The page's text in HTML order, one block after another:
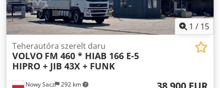
1 / 15
Nowy Sacz 292 km
Teherautóra szerelt daru
VOLVO FM 460 * HIAB 166 E-5
HIPRO + JIB 43X + FUNK